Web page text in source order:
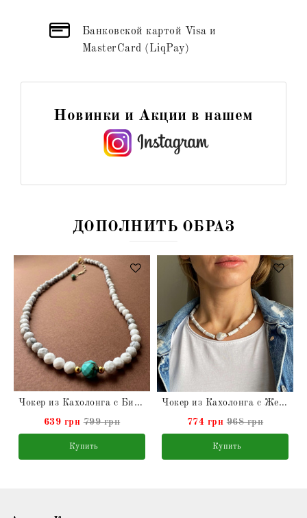
Банковской картой Visa и
MasterCard (LiqPay)
Новинки и Акции в нашем
ДОПОЛНИТЬ ОБРАЗ
Чокер из Кахолонга с Бирюзой натуральной
639 грн 799 грн
Купить
Чокер из Кахолонга с Жемчугом Барокко и Розовым Кварцем натуральными
774 грн 968 грн
Купить